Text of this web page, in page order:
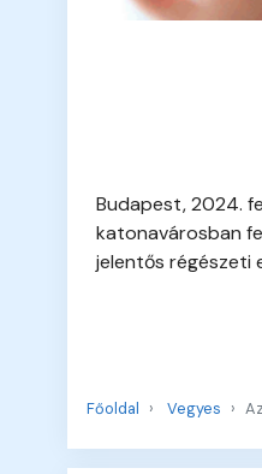
Budapest, 2024.
katonavárosban
jelentős régészeti
Főoldal Vegyes